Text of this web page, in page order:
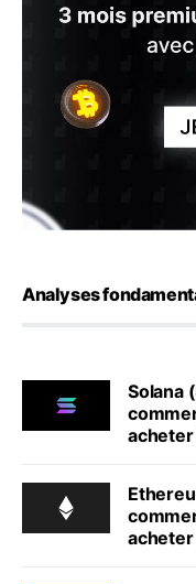
Analyses
Solana
acheter
acheter